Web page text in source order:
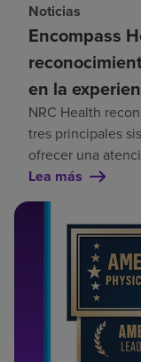
Noticias
Encompass
en la
NRC Health
tres principales
ofrecer una
Lea más